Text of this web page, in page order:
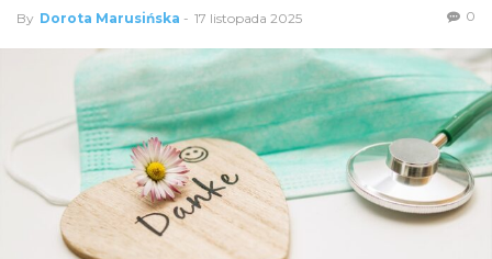
By Dorota Marusińska - 17 listopada 2025 0